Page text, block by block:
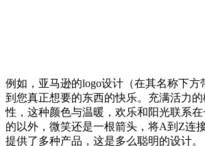
例如，亚马逊的logo设计（在其名称下方
到您真正想要的东西的快乐。充满活力
性，这种颜色与温暖，欢乐和阳光联系
的以外，微笑还是一根箭头，将A到Z连
提供了多种产品，这是多么聪明的设计。